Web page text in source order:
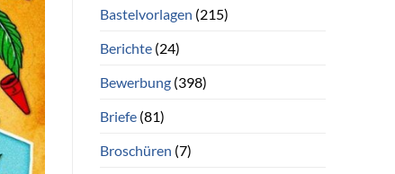
Bastelvorlagen (215)
Berichte(24)
Bewerbung(398)
Briefe(81)
Broschüren (7)